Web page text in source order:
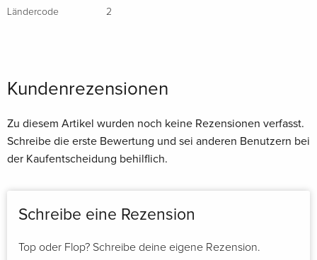
Ländercode
2
Kundenrezensionen
Zu diesem Artikel wurden noch keine Rezensionen verfasst.
Schreibe die erste Bewertung und sei anderen Benutzern bei
der Kaufentscheidung behilflich.
Schreibe eine Rezension
Top oder Flop? Schreibe deine eigene Rezension.